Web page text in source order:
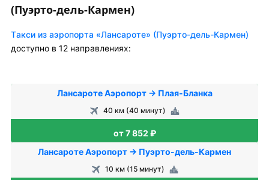
(Пуэрто-дель-Кармен)
Tакси из аэропорта «Лансароте» (Пуэрто-дель-Кармен)
доступно в 12 направлениях:
Лансароте Аэропорт → Плая-Бланка
40 км (40 минут)
от 7 852 ₽
Лансароте Аэропорт → Пуэрто-дель-Кармен
10 км (15 минут)